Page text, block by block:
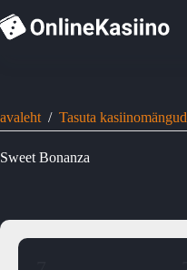
to
content
avaleht / Tasuta kasiinomängud
Sweet Bonanza